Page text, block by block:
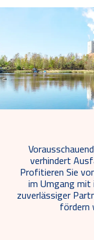
verhindert
Profitieren Sie
im Umgang mit
zuverlässiger
fördern